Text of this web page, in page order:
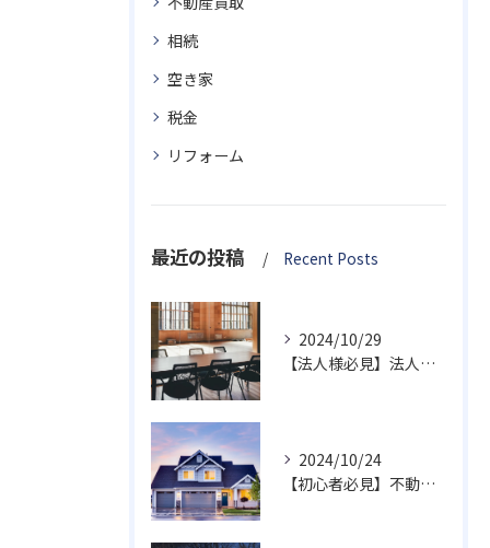
相続
空き家
税金
リフォーム
最近の投稿 Recent Posts
2024/10/29
【法人様必見】法人が不動産を売却する場合のポイント
2024/10/24
【初心者必見】不動産売却にかかる費用と、受け取れる費用について！